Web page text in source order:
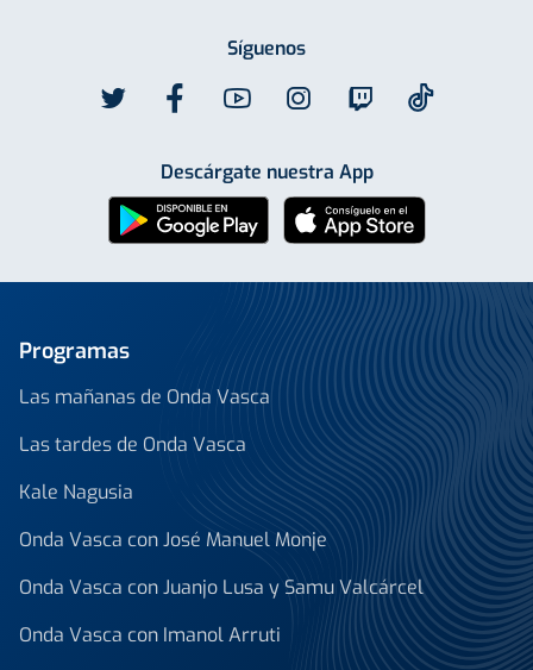
Síguenos
Descárgate nuestra App
Programas
Las mañanas de Onda Vasca
Las tardes de Onda Vasca
Kale Nagusia
Onda Vasca con José Manuel Monje
Onda Vasca con Juanjo Lusa y Samu Valcárcel
Onda Vasca con Imanol Arruti